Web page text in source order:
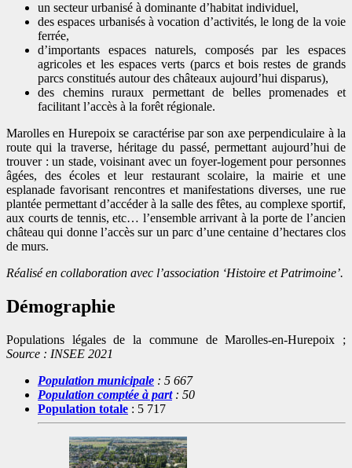
un secteur urbanisé à dominante d’habitat individuel,
des espaces urbanisés à vocation d’activités, le long de la voie
ferrée,
d’importants espaces naturels, composés par les espaces
agricoles et les espaces verts (parcs et bois restes de grands
parcs constitués autour des châteaux aujourd’hui disparus),
des chemins ruraux permettant de belles promenades et
facilitant l’accès à la forêt régionale.
Marolles en Hurepoix se caractérise par son axe perpendiculaire à la
route qui la traverse, héritage du passé, permettant aujourd’hui de
trouver : un stade, voisinant avec un foyer-logement pour personnes
âgées, des écoles et leur restaurant scolaire, la mairie et une
esplanade favorisant rencontres et manifestations diverses, une rue
plantée permettant d’accéder à la salle des fêtes, au complexe sportif,
aux courts de tennis, etc… l’ensemble arrivant à la porte de l’ancien
château qui donne l’accès sur un parc d’une centaine d’hectares clos
de murs.
Réalisé en collaboration avec l’association ‘Histoire et Patrimoine’.
Démographie
Populations légales de la commune de Marolles-en-Hurepoix ;
Source : INSEE 2021
Population municipale : 5 667
Population comptée à part: 50
Population totale : 5 717